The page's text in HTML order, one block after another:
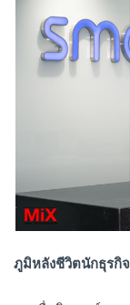
ภูมิหลังชีวิตนักธุรกิ